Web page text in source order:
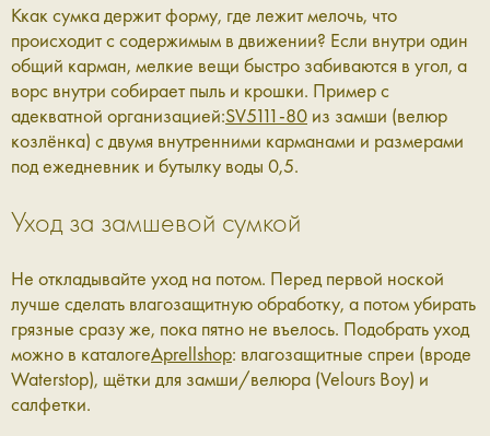
Ккак сумка держит форму, где лежит мелочь, что
происходит с содержимым в движении? Если внутри один
общий карман, мелкие вещи быстро забиваются в угол, а
ворс внутри собирает пыль и крошки. Пример с
адекватной организацией:SV5111-80 из замши (велюр
козлёнка) с двумя внутренними карманами и размерами
под ежедневник и бутылку воды 0,5.
Уход за замшевой сумкой
Не откладывайте уход на потом. Перед первой ноской
лучше сделать влагозащитную обработку, а потом убирать
грязные сразу же, пока пятно не въелось. Подобрать уход
можно в каталогеAprellshop: влагозащитные спреи (вроде
Waterstop), щётки для замши/велюра (Velours Boy) и
салфетки.